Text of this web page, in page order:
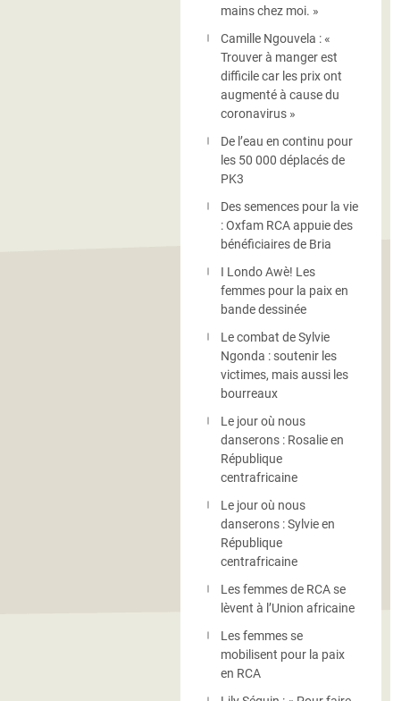
mains chez moi. »
Camille Ngouvela : «
Trouver à manger est
difficile car les prix ont
augmenté à cause du
coronavirus »
De l’eau en continu pour
les 50 000 déplacés de
PK3
Des semences pour la vie
: Oxfam RCA appuie des
bénéficiaires de Bria
I Londo Awè! Les
femmes pour la paix en
bande dessinée
Le combat de Sylvie
Ngonda : soutenir les
victimes, mais aussi les
bourreaux
Le jour où nous
danserons : Rosalie en
République
centrafricaine
Le jour où nous
danserons : Sylvie en
République
centrafricaine
Les femmes de RCA se
lèvent à l’Union africaine
Les femmes se
mobilisent pour la paix
en RCA